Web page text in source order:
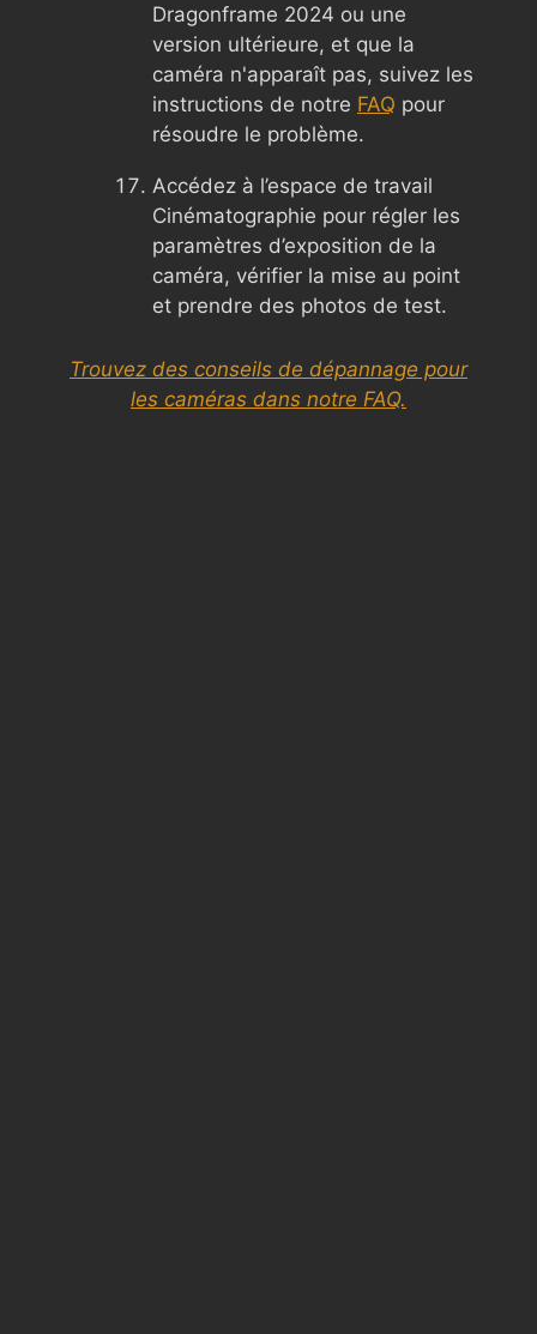
Dragonframe 2024 ou une
version ultérieure, et que la
caméra n'apparaît pas, suivez les
instructions de notre FAQ pour
résoudre le problème.
Accédez à l’espace de travail
Cinématographie pour régler les
paramètres d’exposition de la
caméra, vérifier la mise au point
et prendre des photos de test.
Trouvez des conseils de dépannage pour
les caméras dans notre FAQ.